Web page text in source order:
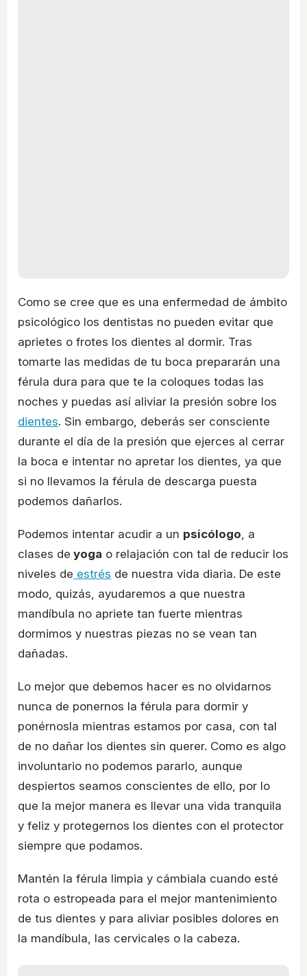
Como se cree que es una enfermedad de ámbito
psicológico los dentistas no pueden evitar que
aprietes o frotes los dientes al dormir. Tras
tomarte las medidas de tu boca prepararán una
férula dura para que te la coloques todas las
noches y puedas así aliviar la presión sobre los
dientes. Sin embargo, deberás ser consciente
durante el día de la presión que ejerces al cerrar
la boca e intentar no apretar los dientes, ya que
si no llevamos la férula de descarga puesta
podemos dañarlos.
Podemos intentar acudir a un psicólogo, a
clases de yoga o relajación con tal de reducir los
niveles de estrés de nuestra vida diaria. De este
modo, quizás, ayudaremos a que nuestra
mandíbula no apriete tan fuerte mientras
dormimos y nuestras piezas no se vean tan
dañadas.
Lo mejor que debemos hacer es no olvidarnos
nunca de ponernos la férula para dormir y
ponérnosla mientras estamos por casa, con tal
de no dañar los dientes sin querer. Como es algo
involuntario no podemos pararlo, aunque
despiertos seamos conscientes de ello, por lo
que la mejor manera es llevar una vida tranquila
y feliz y protegernos los dientes con el protector
siempre que podamos.
Mantén la férula limpia y cámbiala cuando esté
rota o estropeada para el mejor mantenimiento
de tus dientes y para aliviar posibles dolores en
la mandíbula, las cervicales o la cabeza.